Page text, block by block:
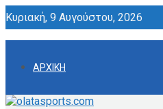
Κυριακή, 9 Αυγούστου, 2026
ΑΡΧΙΚΗ